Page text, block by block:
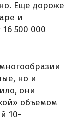
Еще дороже
и
500 000
но и
они
объемом
10-